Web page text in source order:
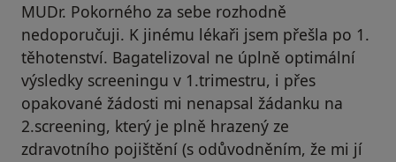
MUDr. Pokorného za sebe rozhodně
nedoporučuji. K jinému lékaři jsem přešla po 1.
těhotenství. Bagatelizoval ne úplně optimální
výsledky screeningu v 1.trimestru, i přes
opakované žádosti mi nenapsal žádanku na
2.screening, který je plně hrazený ze
zdravotního pojištění (s odůvodněním, že mi jí